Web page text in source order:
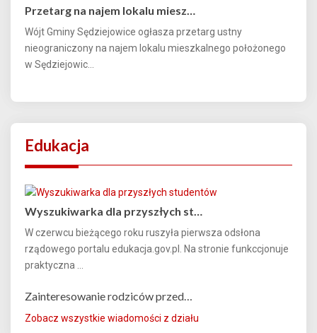
Przetarg na najem lokalu miesz…
Wójt Gminy Sędziejowice ogłasza przetarg ustny
nieograniczony na najem lokalu mieszkalnego położonego
w Sędziejowic...
Edukacja
Wyszukiwarka dla przyszłych st…
W czerwcu bieżącego roku ruszyła pierwsza odsłona
rządowego portalu edukacja.gov.pl. Na stronie funkccjonuje
praktyczna ...
Zainteresowanie rodziców przed…
Zobacz wszystkie wiadomości z działu